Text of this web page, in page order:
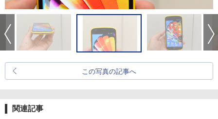
この写真の記事へ
関連記事